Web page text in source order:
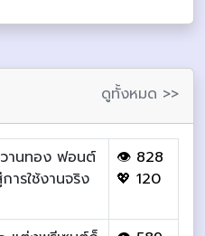
ดูทั้งหมด >>
านทอง ฟอนต์
ารใช้งานจริง
👁 828
💖 120